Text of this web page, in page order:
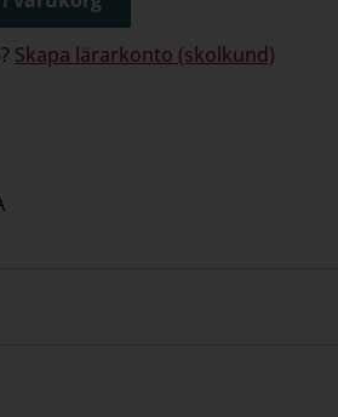
Skapa lärarkonto (skolkund)